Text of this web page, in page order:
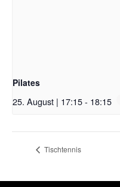
Pilates
25. August | 17:15- 18:15
Tischtennis